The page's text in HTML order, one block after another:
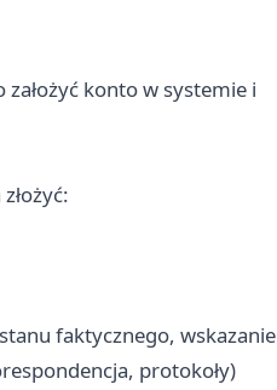
konto w systemie i
faktycznego, wskazanie
protokoły)